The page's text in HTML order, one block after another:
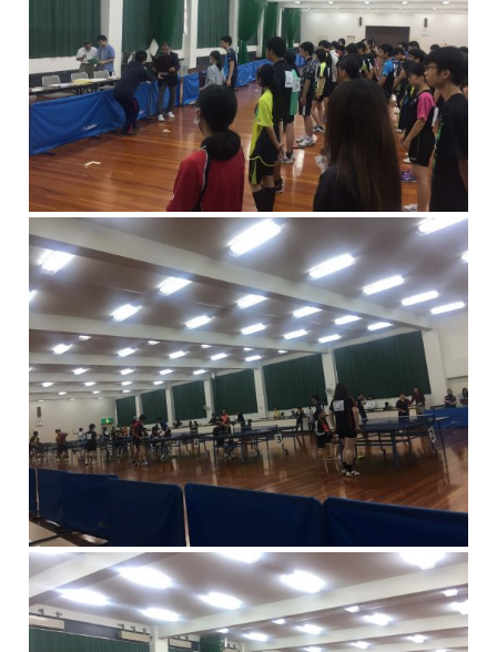
キャリア科の紹介
キャリア科の学び
幅広い学び
自信が付けられる
丁寧な指導
個別指導